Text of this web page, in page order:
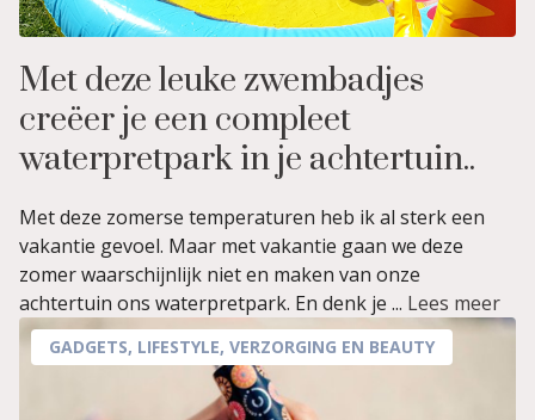
Met deze leuke zwembadjes
creëer je een compleet
waterpretpark in je achtertuin..
Met deze zomerse temperaturen heb ik al sterk een
vakantie gevoel. Maar met vakantie gaan we deze
zomer waarschijnlijk niet en maken van onze
achtertuin ons waterpretpark. En denk je ... Lees meer
GADGETS, LIFESTYLE, VERZORGING EN BEAUTY